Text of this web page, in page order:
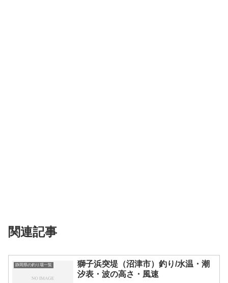
関連記事
静岡県の釣り場一覧
獅子浜突堤（沼津市）釣り/水温・潮
汐表・波の高さ・風速